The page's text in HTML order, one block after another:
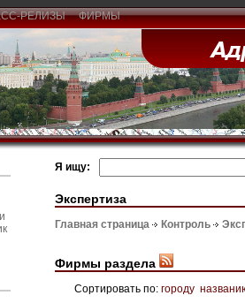
РЕЛИЗЫ ФИРМЫ
Я ищу:
Экспертиза
Главная страница Контроль
Фирмы раздела
Сортировать по: городу